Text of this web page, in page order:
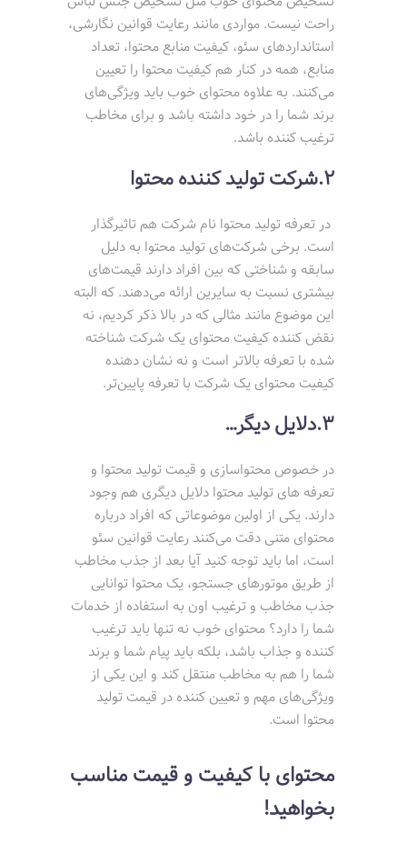
راحت نیست. مواردی مانند رعایت قوانین نگارشی،‌
استانداردهای سئو، کیفیت منابع محتوا، تعداد
منابع، همه در کنار هم کیفیت محتوا را تعیین
می‌کنند. به علاوه محتوای خوب باید ویژگی‌های
برند شما را در خود داشته باشد و برای مخاطب
ترغیب کننده باشد.
2.شرکت تولید کننده محتوا
در تعرفه تولید محتوا نام شرکت هم تاثیرگذار
است. برخی شرکت‌های تولید محتوا به دلیل
سابقه و شناختی که بین افراد دارند قیمت‌های
بیشتری نسبت به سایرین ارائه می‌دهند. که البته
این موضوع مانند مثالی که در بالا ذکر کردیم، نه
نقض کننده کیفیت محتوای یک شرکت شناخته
شده با تعرفه بالاتر است و نه نشان دهنده
کیفیت محتوای یک شرکت با تعرفه پایین‌تر.
3.دلایل دیگر…
در خصوص محتواسازی و قیمت تولید محتوا و
تعرفه های تولید محتوا دلایل دیگری هم وجود
دارند. یکی از اولین موضوعاتی که افراد درباره
محتوای متنی دقت می‌کنند رعایت قوانین سئو
است، اما باید توجه کنید آیا بعد از جذب مخاطب
از طریق موتورهای جستجو، یک محتوا توانایی
جذب مخاطب و ترغیب اون به استفاده از خدمات
شما را دارد؟ محتوای خوب نه تنها باید ترغیب
کننده و جذاب باشد، بلکه باید پیام شما و برند
شما را هم به مخاطب منتقل کند و این یکی از
ویژگی‌های مهم و تعیین کننده در قیمت تولید
محتوا است.
محتوای با کیفیت و قیمت مناسب
بخواهید!